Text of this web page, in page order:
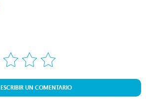
ESCRIBIR UN COMENTARIO